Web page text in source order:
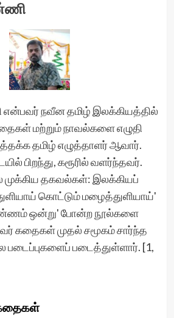
நவீன தமிழ் இலக்கியத்தில்
மற்றும் நாவல்களை எழுதி
தமிழ் எழுத்தாளர் ஆவார்.
பிறந்து, கரூரில் வளர்ந்தவர்.
முக்கிய தகவல்கள்: இலக்கியப்
கொட்டும் மழைத்துளியாய்'
ஒன்று' போன்ற நூல்களை
கதைகள் முதல் சமூகம் சார்ந்த
படைப்புகளைப் படைத்துள்ளார். [1,